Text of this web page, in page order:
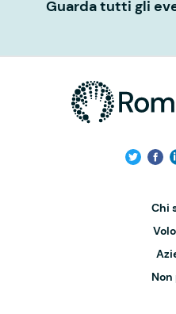
Guarda tutti gli
Chi